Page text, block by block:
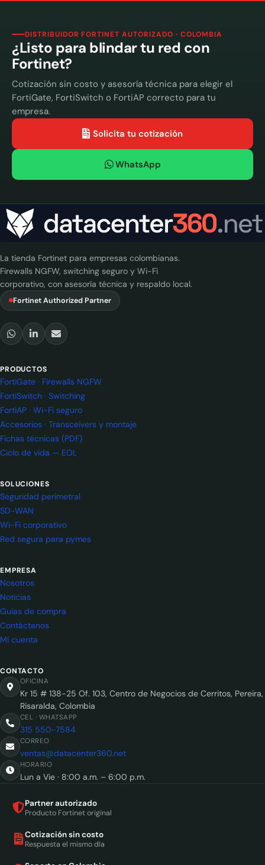
DISTRIBUIDOR FORTINET AUTORIZADO · COLOMBIA
¿Listo para blindar tu red con
Fortinet?
Cotización sin costo y asesoría técnica para elegir el
FortiGate, FortiSwitch o FortiAP correcto para tu
empresa.
Solicita tu cotización
WhatsApp
La tienda Fortinet para empresas colombianas.
Firewalls NGFW, switching seguro y Wi-Fi
corporativo, con asesoría técnica y respaldo local.
Fortinet Authorized Partner
PRODUCTOS
FortiGate · Firewalls NGFW
FortiSwitch · Switching
FortiAP · Wi-Fi seguro
Accesorios · Transceivers y montaje
Fichas técnicas (PDF)
Ciclo de vida — EOL
SOLUCIONES
Seguridad perimetral
SD-WAN
Wi-Fi corporativo
Red segura para pymes
EMPRESA
Nosotros
Noticias
Guías de compra
Contáctanos
Mi cuenta
CONTACTO
OFICINA
Kr 15 # 138-25 Of. 103, Centro de Negocios de Cerritos, Pereira,
Risaralda, Colombia
CEL · WHATSAPP
315 550-7584
CORREO
ventas@datacenter360.net
HORARIO
Lun a Vie · 8:00 a.m. – 6:00 p.m.
Partner autorizado
Producto Fortinet original
Cotización sin costo
Respuesta el mismo día